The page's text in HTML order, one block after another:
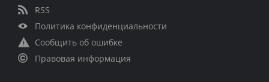
RSS
Политика конфиденциальности
Сообщить об ошибке
Правовая информация